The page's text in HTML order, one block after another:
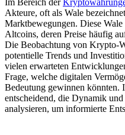
Akteure, oft als Wale
Marktbewegungen. Diese
Altcoins, deren Preise häufig
Die Beobachtung von Krypto-
potentielle Trends und
vielen erwarteten
Frage, welche digitalen
Bedeutung gewinnen könnten.
entscheidend, die Dynamik
analysieren, um informierte